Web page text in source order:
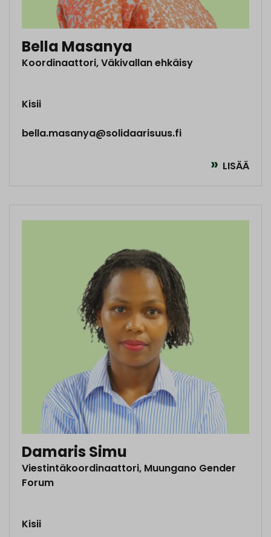
Bella Masanya
Koordinaattori, Väkivallan ehkäisy
Kisii
bella.masanya@solidaarisuus.fi
LISÄÄ
Damaris Simu
Viestintäkoordinaattori, Muungano Gender
Forum
Kisii